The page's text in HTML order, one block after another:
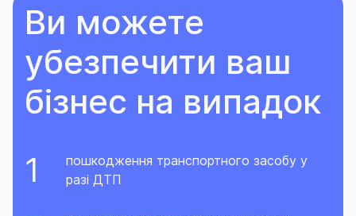
Ви можете
убезпечити ваш
бізнес на випадок
пошкодження транспортного засобу у
разі ДТП